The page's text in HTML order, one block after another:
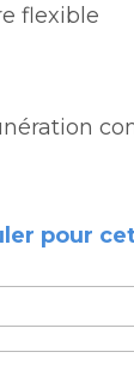
flexible
pour